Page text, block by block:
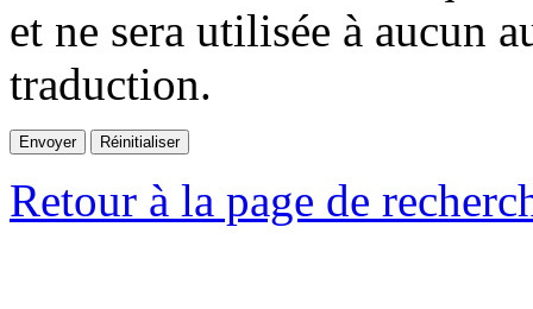
et ne sera utilisée à aucun
traduction.
Retour à la page de